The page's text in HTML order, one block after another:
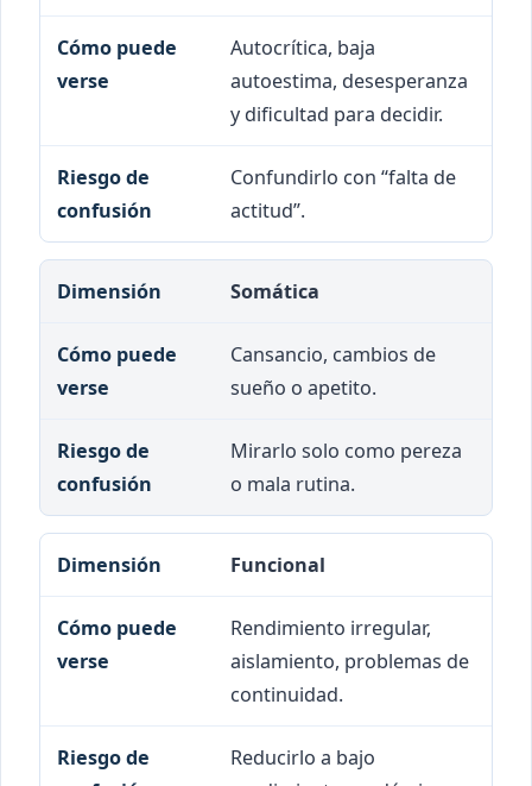
Autocrítica, baja
autoestima, desesperanza
y dificultad para decidir.
Confundirlo con “falta de
actitud”.
Somática
Cansancio, cambios de
sueño o apetito.
Mirarlo solo como pereza
o mala rutina.
Funcional
Rendimiento irregular,
aislamiento, problemas de
continuidad.
Reducirlo a bajo